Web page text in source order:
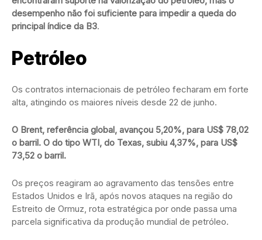
desempenho não foi suficiente para impedir a queda do
principal índice da B3.
Petróleo
Os contratos internacionais de petróleo fecharam em forte
alta, atingindo os maiores níveis desde 22 de junho.
O Brent, referência global, avançou 5,20%, para US$ 78,02
o barril. O do tipo WTI, do Texas, subiu 4,37%, para US$
73,52 o barril.
Os preços reagiram ao agravamento das tensões entre
Estados Unidos e Irã, após novos ataques na região do
Estreito de Ormuz, rota estratégica por onde passa uma
parcela significativa da produção mundial de petróleo.